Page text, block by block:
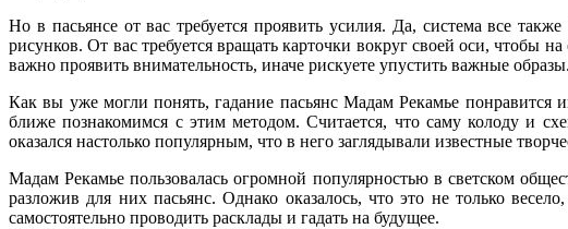
Но в пасьянсе от вас требуется проявить усилия. Да, система все
рисунков. От вас требуется вращать карточки вокруг своей оси, чтобы
важно проявить внимательность, иначе рискуете упустить важные образы.
Как вы уже могли понять, гадание пасьянс Мадам Рекамье понравится
ближе познакомимся с этим методом. Считается, что саму колоду и
оказался настолько популярным, что в него заглядывали известные
Мадам Рекамье пользовалась огромной популярностью в светском
разложив для них пасьянс. Однако оказалось, что это не только
самостоятельно проводить расклады и гадать на будущее.